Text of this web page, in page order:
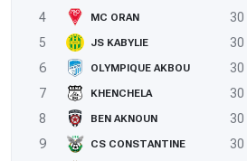
4
MC ORAN 30
5
JS KABYLIE 30
6
OLYMPIQUE AKBOU 30
7
KHENCHELA 30
8
BEN AKNOUN 30
9
CS CONSTANTINE 30